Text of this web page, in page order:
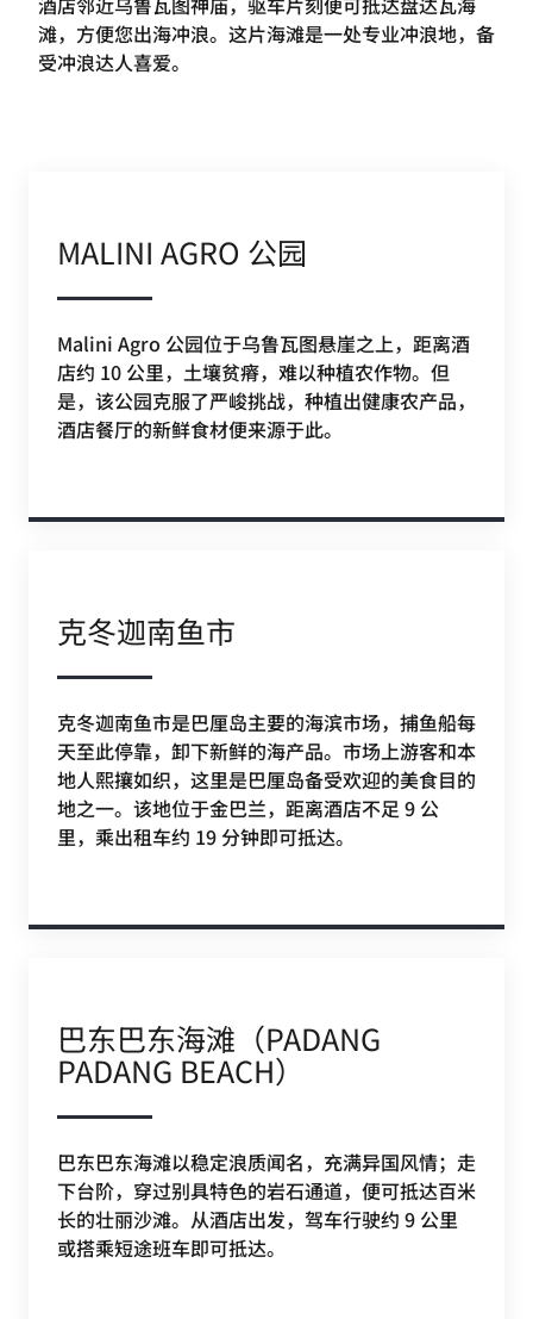
滩，方便您出海冲浪。这片海滩是一处专业冲浪地，备
受冲浪达人喜爱。
MALINI AGRO 公园
Malini Agro 公园位于乌鲁瓦图悬崖之上，距离酒
店约 10 公里，土壤贫瘠，难以种植农作物。但
是，该公园克服了严峻挑战，种植出健康农产品，
酒店餐厅的新鲜食材便来源于此。
克冬迦南鱼市
克冬迦南鱼市是巴厘岛主要的海滨市场，捕鱼船每
天至此停靠，卸下新鲜的海产品。市场上游客和本
地人熙攘如织，这里是巴厘岛备受欢迎的美食目的
地之一。该地位于金巴兰，距离酒店不足 9 公
里，乘出租车约 19 分钟即可抵达。
巴东巴东海滩（PADANG
PADANG BEACH）
巴东巴东海滩以稳定浪质闻名，充满异国风情；走
下台阶，穿过别具特色的岩石通道，便可抵达百米
长的壮丽沙滩。从酒店出发，驾车行驶约 9 公里
或搭乘短途班车即可抵达。